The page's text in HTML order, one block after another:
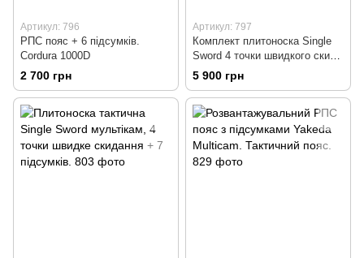
Артикул: 796
РПС пояс + 6 підсумків.
Cordura 1000D
2 700 грн
Артикул: 797
Комплект плитоноска Single
Sword 4 точки швидкого скиду
+ РПС + 14 підсумків.
Піксель.
5 900 грн